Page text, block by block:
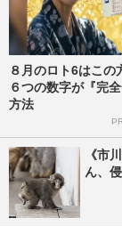
８月のロト6はこの
６つの数字が『完
方法
《市
ん、